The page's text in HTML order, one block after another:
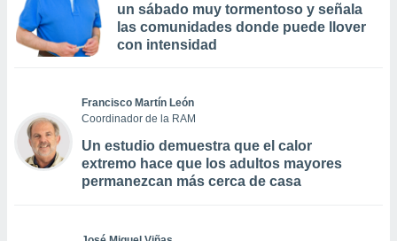
un sábado muy tormentoso y señala
las comunidades donde puede llover
con intensidad
Francisco Martín León
Coordinador de la RAM
Un estudio demuestra que el calor
extremo hace que los adultos mayores
permanezcan más cerca de casa